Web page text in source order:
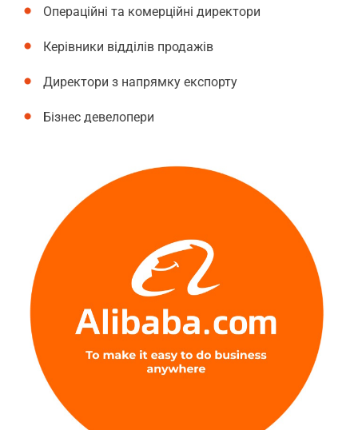
Операційні та комерційні директори
Керівники відділів продажів
Директори з напрямку експорту
Бізнес девелопери